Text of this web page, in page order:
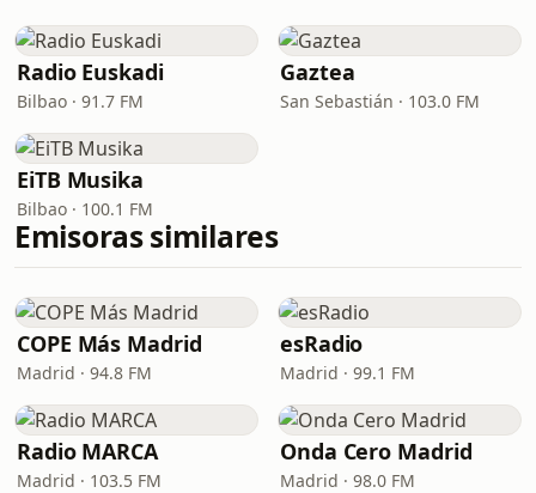
Radio Euskadi
Bilbao · 91.7 FM
Gaztea
San Sebastián · 103.0 FM
EiTB Musika
Bilbao · 100.1 FM
Emisoras similares
COPE Más Madrid
Madrid · 94.8 FM
esRadio
Madrid · 99.1 FM
Radio MARCA
Madrid · 103.5 FM
Onda Cero Madrid
Madrid · 98.0 FM